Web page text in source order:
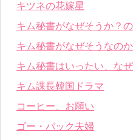
キツネの花嫁星
キム秘書がなぜそうか？
キム秘書がなぜそうなのか
キム秘書はいったい、なぜ
キム課長韓国ドラマ
コーヒー、お願い
ゴー・バック夫婦